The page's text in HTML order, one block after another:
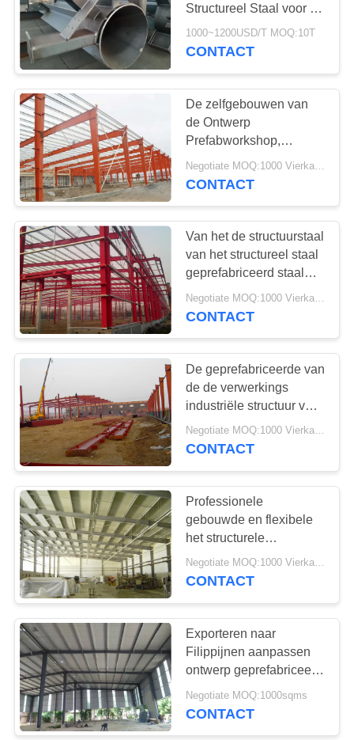
KWALITEITSCONTROLE
NEEM
CONTACT
MET
ONS
OP
NIEUWS
GEVALLEN
SITEMAP
PRIVACYBELEID
Structureel Staal voor de
Moskeevervaardiging
van Nieuwpoort
1000~1200USD/T MOQ:10T
CONTACT
De zelfgebouwen van
de Ontwerp
Prefabworkshop,
Industriële Structureel
Staalworkshop
CONTACT
Van het de structuurstaal
van het structureel staal
geprefabriceerd staal
van de het kaderbouw
het metaalpakhuis
Negotiate MOQ:1000 Vierkante Meter
CONTACT
De geprefabriceerde van
de de verwerkings
industriële structuur van
het bouwvoedsel
workshop van het het
Negotiate MOQ:1000 Vierkante Meter
CONTACT
Professionele
gebouwde en flexibele
het structurele
staalworkshop van de
vervaardigings snelle
Negotiate MOQ:1000 Vierkante Meter
CONTACT
Exporteren naar
Filippijnen aanpassen
ontwerp geprefabriceerd
constructief stalen frame
magazijn
Negotiate MOQ:1000sqms
CONTACT